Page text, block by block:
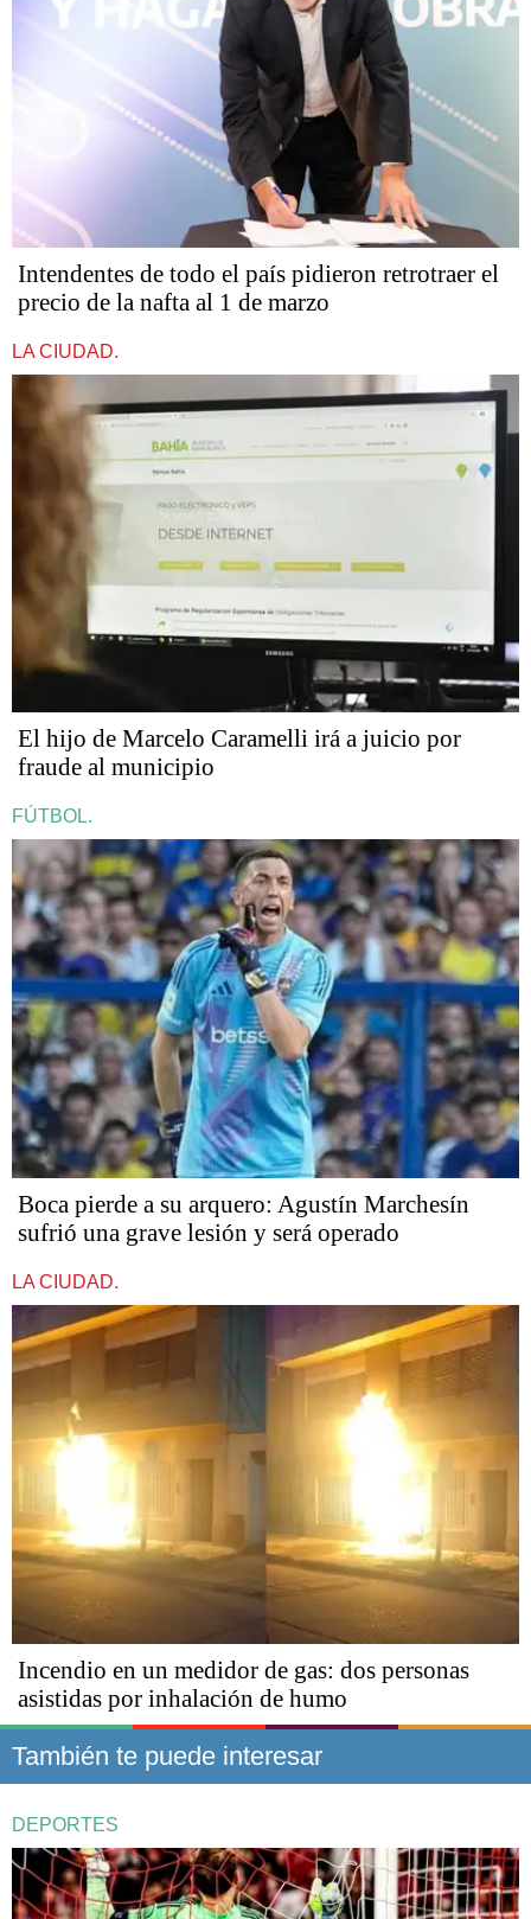
Intendentes de todo el país pidieron retrotraer el
precio de la nafta al 1 de marzo
LA CIUDAD.
​​​​​El hijo de Marcelo Caramelli irá a juicio por
fraude al municipio
FÚTBOL.
Boca pierde a su arquero: Agustín Marchesín
sufrió una grave lesión y será operado
LA CIUDAD.
Incendio en un medidor de gas: dos personas
asistidas por inhalación de humo
También te puede interesar
DEPORTES